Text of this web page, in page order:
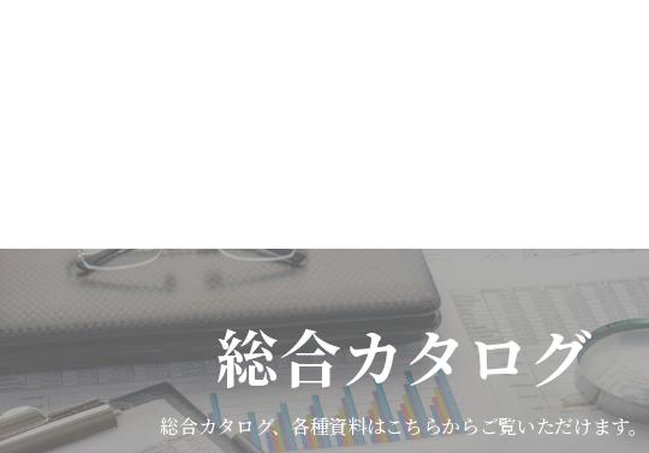
総合カタログ
総合カタログ、各種資料はこちらからご覧いただけます。